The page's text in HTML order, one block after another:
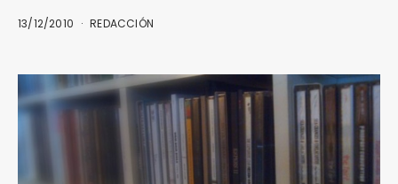
13/12/2010 REDACCIÓN